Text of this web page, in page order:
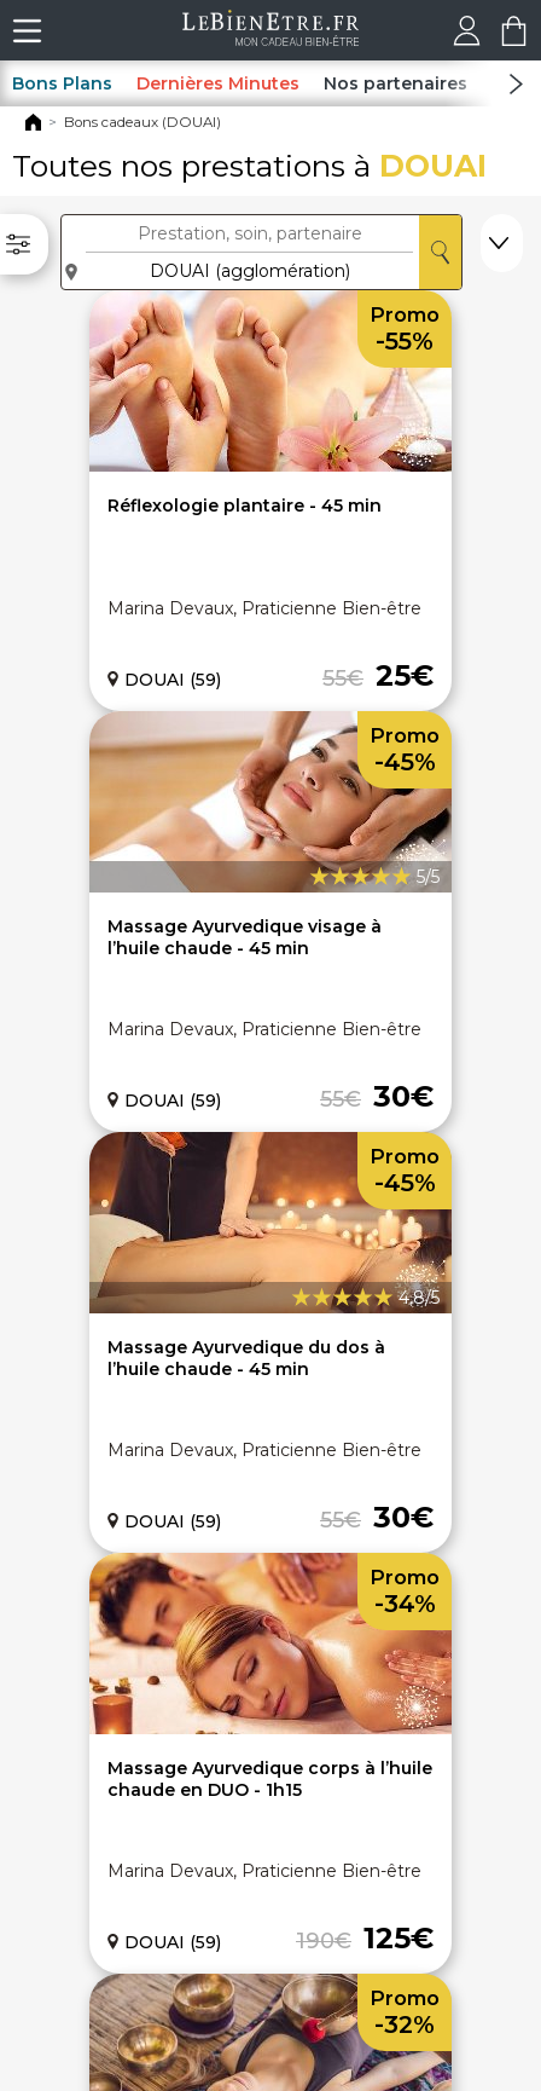
Bons Plans Dernières Minutes Nos partenaires Spas
Bons cadeaux (DOUAI)
Toutes nos prestations à DOUAI
Réflexologie plantaire - 45 min
Marina Devaux, Praticienne Bien-être
55€ 25€
DOUAI (59)
Promo
-55%
5/5
Massage Ayurvedique visage à
l’huile chaude - 45 min
Marina Devaux, Praticienne Bien-être
55€ 30€
DOUAI (59)
Promo
-45%
4,8/5
Massage Ayurvedique du dos à
l’huile chaude - 45 min
Marina Devaux, Praticienne Bien-être
55€ 30€
DOUAI (59)
Promo
-45%
Massage Ayurvedique corps à l’huile
chaude en DUO - 1h15
Marina Devaux, Praticienne Bien-être
190€ 125€
DOUAI (59)
Promo
-34%
Promo
-32%